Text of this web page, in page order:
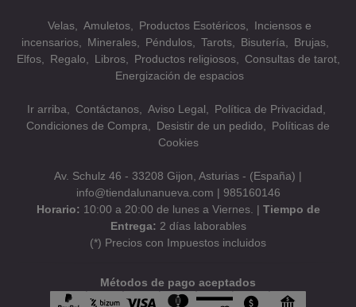
Velas Amuletos Productos Esotéricos
Inciensos e
incensarios
Minerales Péndulos Tarots Bisutería
Brujas
Elfos
Regalo Libros Productos religiosos
Consultas de tarot
Energización de espacios
Ir arriba Contáctanos Aviso Legal
Política de Privacidad
Condiciones de Compra
Desistir de un pedido
Políticas de
Cookies
Av. Schulz 46 - 33208 Gijon, Asturias - (España) |
info@tiendalunanueva.com | 985160146
Horario: 10:00 a 20:00 de lunes a Viernes. | Tiempo de
Entrega: 2 días laborables
(*) Precios con Impuestos incluidos
Métodos de pago aceptados